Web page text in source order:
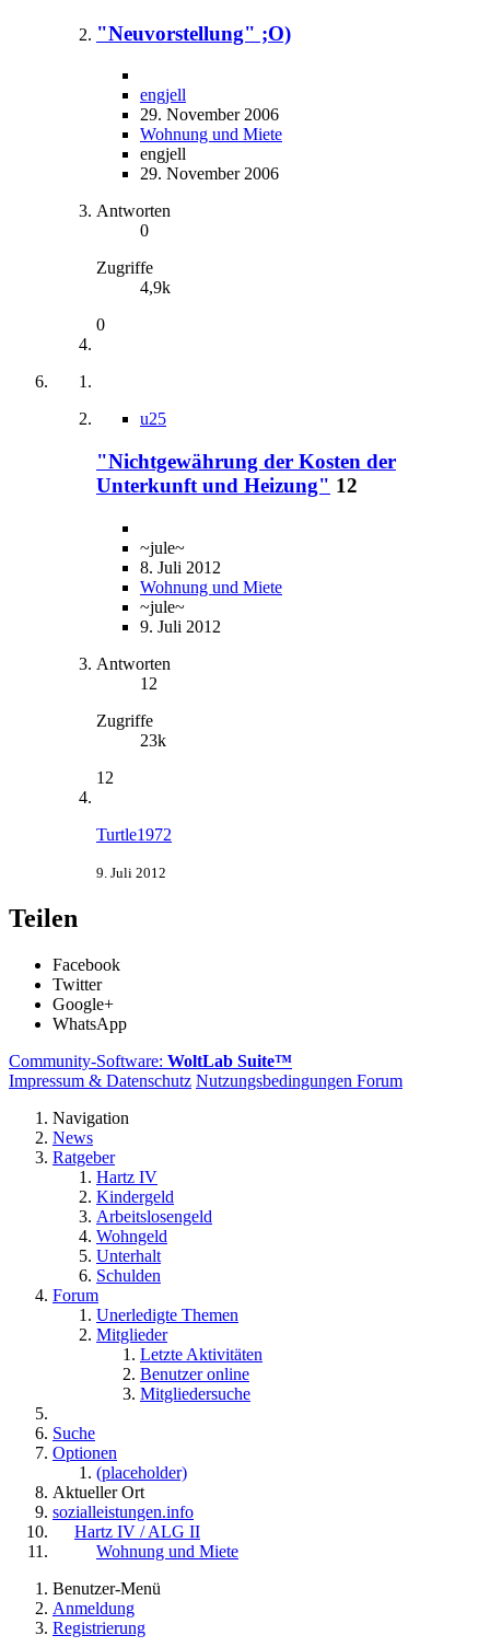
"Neuvorstellung" ;O)
engjell
29. November 2006
Wohnung und Miete
engjell
29. November 2006
Antworten
0
Zugriffe
4,9k
0
u25
"Nichtgewährung der Kosten der
Unterkunft und Heizung" 12
~jule~
8. Juli 2012
Wohnung und Miete
~jule~
9. Juli 2012
Antworten
12
Zugriffe
23k
12
Turtle1972
9. Juli 2012
Teilen
Facebook
Twitter
Google+
WhatsApp
Community-Software: WoltLab Suite™
Impressum & Datenschutz Nutzungsbedingungen Forum
Navigation
News
Ratgeber
Hartz IV
Kindergeld
Arbeitslosengeld
Wohngeld
Unterhalt
Schulden
Forum
Unerledigte Themen
Mitglieder
Letzte Aktivitäten
Benutzer online
Mitgliedersuche
Suche
Optionen
(placeholder)
Aktueller Ort
sozialleistungen.info
Hartz IV / ALG II
Wohnung und Miete
Benutzer-Menü
Anmeldung
Registrierung